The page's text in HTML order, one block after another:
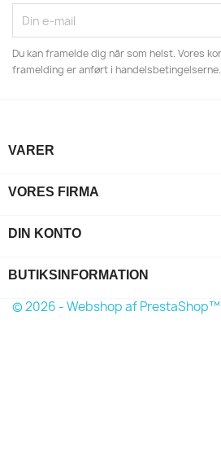
Du kan framelde dig når som helst. Vores
framelding er anført i handelsbetingelserne.
VARER
VORES FIRMA
DIN KONTO
BUTIKSINFORMATION
© 2026 - Webshop af PrestaShop™